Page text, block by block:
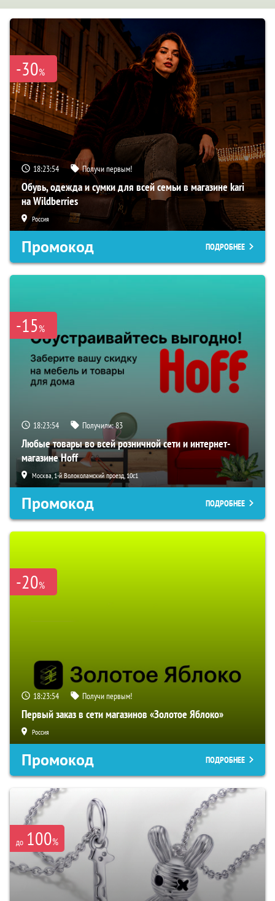
-30%
18:23:53 Получи первым!
Обувь, одежда и сумки для всей семьи в магазине kari
на Wildberries
Россия
Промокод ПОДРОБНЕЕ
-15%
18:23:53 Получили:83
Любые товары во всей розничной сети и интернет-
магазине Hoff
Москва, 1-й Волоколамский проезд, 10с1
Промокод ПОДРОБНЕЕ
-20%
18:23:53 Получи первым!
Первый заказ в сети магазинов «Золотое Яблоко»
Россия
Промокод ПОДРОБНЕЕ
до 100%